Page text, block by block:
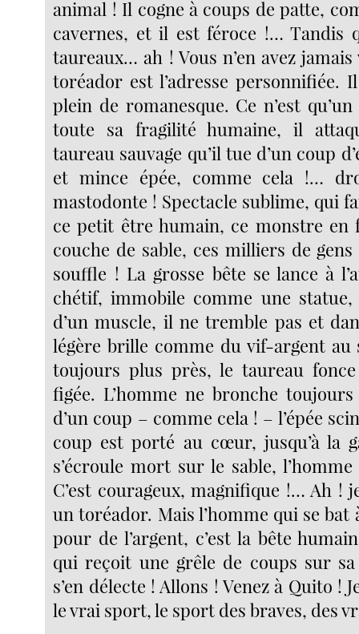
animal ! Il cogne à coups de patte,
cavernes, et il est féroce !… Tandis
taureaux… ah ! Vous n’en avez
toréador est l’adresse personnifiée.
plein de romanesque. Ce n’est
toute sa fragilité humaine, il
taureau sauvage qu’il tue d’un coup
et mince épée, comme cela !…
mastodonte ! Spectacle sublime, qui
ce petit être humain, ce monstre en
couche de sable, ces milliers de
souffle ! La grosse bête se lance à
chétif, immobile comme une
d’un muscle, il ne tremble pas et
légère brille comme du vif-argent au
toujours plus près, le taureau
figée. L’homme ne bronche
d’un coup – comme cela ! – l’épée
coup est porté au cœur, jusqu’à la
s’écroule mort sur le sable,
C’est courageux, magnifique !… Ah !
un toréador. Mais l’homme qui se bat
pour de l’argent, c’est la bête
qui reçoit une grêle de coups sur
s’en délecte ! Allons ! Venez à Quito !
le vrai sport, le sport des braves, des